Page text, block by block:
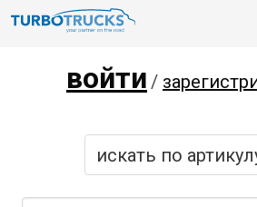
войти /